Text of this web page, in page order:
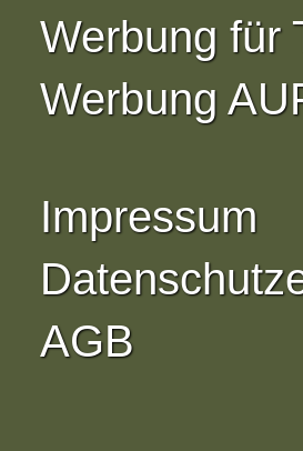
Werbung für
Werbung
Impressum
AGB